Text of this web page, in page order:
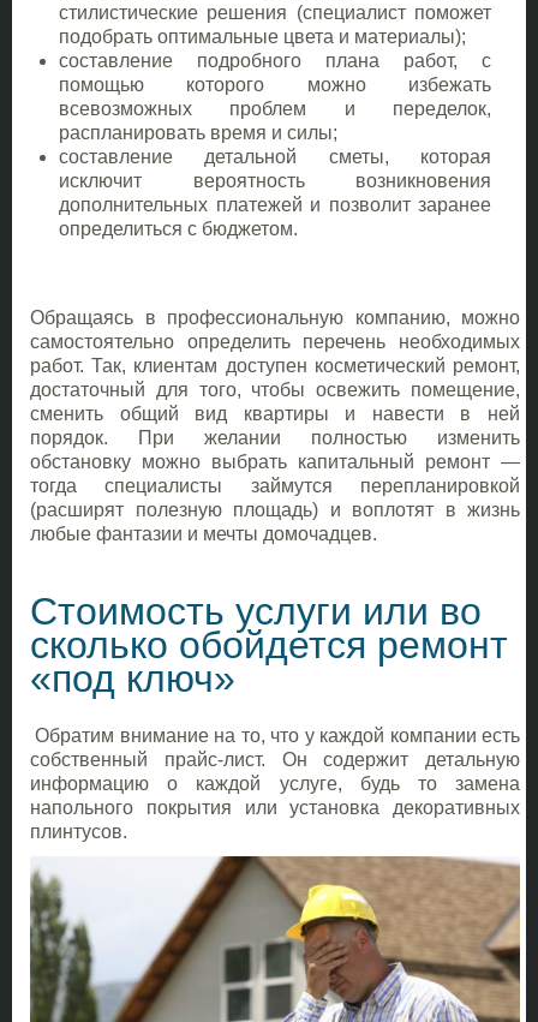
стилистические решения (специалист поможет
подобрать оптимальные цвета и материалы);
составление подробного плана работ, с
помощью которого можно избежать
всевозможных проблем и переделок,
распланировать время и силы;
составление детальной сметы, которая
исключит вероятность возникновения
дополнительных платежей и позволит заранее
определиться с бюджетом.
Обращаясь в профессиональную компанию, можно
самостоятельно определить перечень необходимых
работ. Так, клиентам доступен косметический ремонт,
достаточный для того, чтобы освежить помещение,
сменить общий вид квартиры и навести в ней
порядок. При желании полностью изменить
обстановку можно выбрать капитальный ремонт ―
тогда специалисты займутся перепланировкой
(расширят полезную площадь) и воплотят в жизнь
любые фантазии и мечты домочадцев.
Стоимость услуги или во
сколько обойдется ремонт
«под ключ»
Обратим внимание на то, что у каждой компании есть
собственный прайс-лист. Он содержит детальную
информацию о каждой услуге, будь то замена
напольного покрытия или установка декоративных
плинтусов.